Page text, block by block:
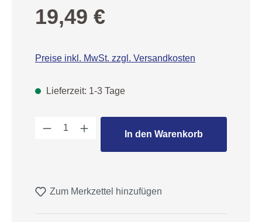
Regulärer Preis:
19,49 €
Preise inkl. MwSt. zzgl. Versandkosten
Lieferzeit: 1-3 Tage
Produkt Anzahl: Gib den
In den Warenkorb
Zum Merkzettel hinzufügen